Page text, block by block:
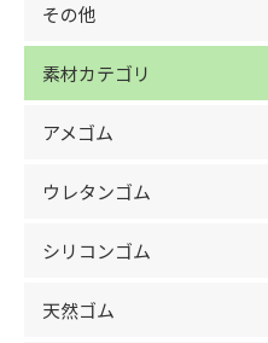
その他
素材カテゴリ
アメゴム
ウレタンゴム
シリコンゴム
天然ゴム